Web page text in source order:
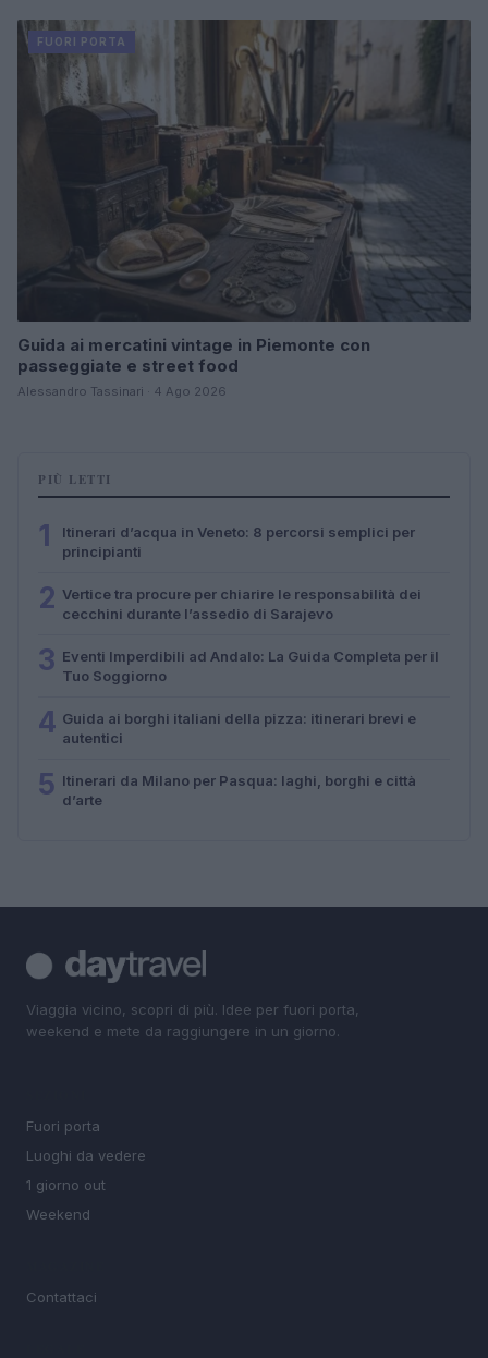
FUORI PORTA
Guida ai mercatini vintage in Piemonte con
passeggiate e street food
Alessandro Tassinari · 4 Ago 2026
PIÙ LETTI
1
Itinerari d’acqua in Veneto: 8 percorsi semplici per
principianti
2 Vertice tra procure per chiarire le responsabilità dei
cecchini durante l’assedio di Sarajevo
3 Eventi Imperdibili ad Andalo: La Guida Completa per il
Tuo Soggiorno
4 Guida ai borghi italiani della pizza: itinerari brevi e
autentici
5 Itinerari da Milano per Pasqua: laghi, borghi e città
d’arte
Viaggia vicino, scopri di più. Idee per fuori porta,
weekend e mete da raggiungere in un giorno.
Fuori porta
Luoghi da vedere
1 giorno out
Weekend
Contattaci